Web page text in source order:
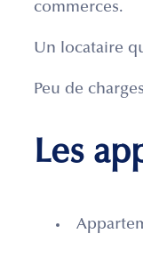
commerces.
Un locataire
Peu de
Les